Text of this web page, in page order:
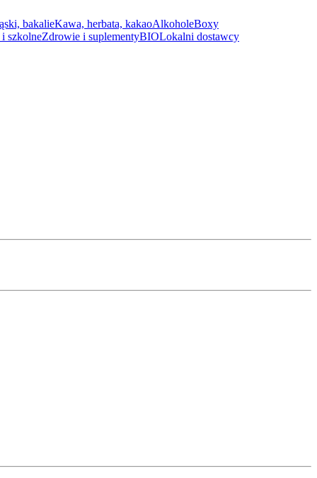
bakalieKawa, herbata, kakaoAlkoholeBoxy
szkolneZdrowie i suplementyBIOLokalni dostawcy